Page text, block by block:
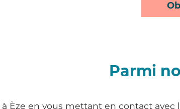
Parmi
Èze en vous mettant en contact